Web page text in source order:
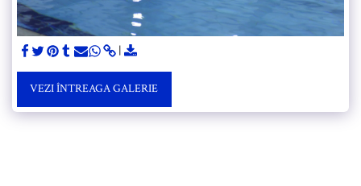
VEZI ÎNTREAGA GALERIE